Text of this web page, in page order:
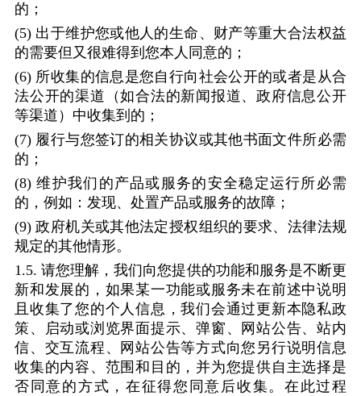
的；
(5) 出于维护您或他人的生命、财产等重大合法权益
的需要但又很难得到您本人同意的；
(6) 所收集的信息是您自行向社会公开的或者是从合
法公开的渠道（如合法的新闻报道、政府信息公开
等渠道）中收集到的；
(7) 履行与您签订的相关协议或其他书面文件所必需
的；
(8)维护我们的产品或服务的安全稳定运行所必需
的，例如：发现、处置产品或服务的故障；
(9)政府机关或其他法定授权组织的要求、法律法规
规定的其他情形。
1.5.请您理解，我们向您提供的功能和服务是不断更
新和发展的，如果某一功能或服务未在前述中说明
且收集了您的个人信息，我们会通过更新本隐私政
策、启动或浏览界面提示、弹窗、网站公告、站内
信、交互流程、网站公告等方式向您另行说明信息
收集的内容、范围和目的，并为您提供自主选择是
否同意的方式，在征得您同意后收集。在此过程